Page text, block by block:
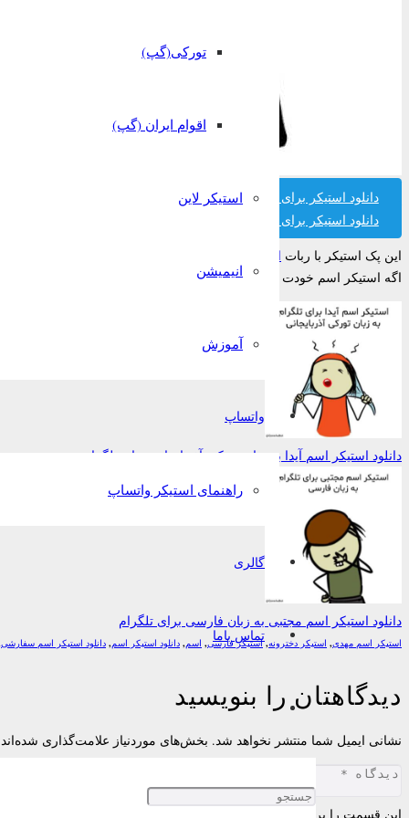
تورکی(گپ)
اقوام ایران (گپ)
استیکر لاین
انیمیشن
آموزش
واتساپ
راهنمای استیکر واتساپ
گالری
تماس باما
دانلود استیکر برای تلگرام
دانلود استیکر برای واتساپ
این پک استیکر با ربات استیکر ساز قونشو
اگه استیکر اسم خودت رو پیدا نکردی میتونی تو ربات قونشو رایگان بسازیش!
دانلود استیکر اسم آیدا به زبان تورکی آذربایجانی برای تلگرام
دانلود استیکر اسم مجتبی به زبان فارسی برای تلگرام
استیکر اسم مهدی, استیکر دخترونه,استیکر فارسی, اسم, دانلود استیکر اسم, دانلود استیکر اسم سفارشی
دیدگاهتان را بنویسید
نشانی ایمیل شما منتشر نخواهد شد. بخش‌های موردنیاز علامت‌گذاری شده‌اند
این قسمت را پر کنید